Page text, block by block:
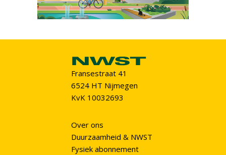
Fransestraat 41
6524 HT Nijmegen
KvK 10032693
Over ons
Duurzaamheid & NWST
Fysiek abonnement